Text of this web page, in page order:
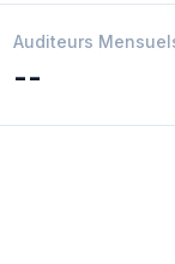
Auditeurs
--